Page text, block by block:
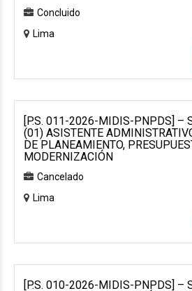
Concluido
Lima
[P.S. 011-2026-MIDIS-PNPDS] –
(01) ASISTENTE
DE PLANEAMIENTO,
MODERNIZACIÓN
Cancelado
Lima
[P.S. 010-2026-MIDIS-PNPDS] –